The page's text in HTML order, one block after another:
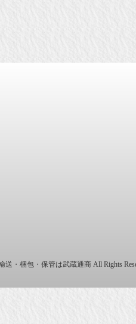
・梱包・保管は武蔵通商 All Rights